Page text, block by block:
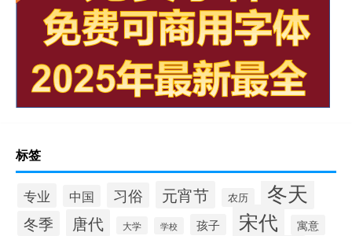
标签
专业 中国 习俗 元宵节 农历 冬天
冬季 唐代 大学 学校 孩子 宋代 寓意